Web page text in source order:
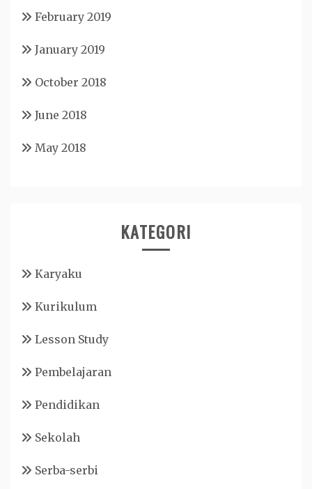
February 2019
January 2019
October 2018
June 2018
May 2018
KATEGORI
Karyaku
Kurikulum
Lesson Study
Pembelajaran
Pendidikan
Sekolah
Serba-serbi